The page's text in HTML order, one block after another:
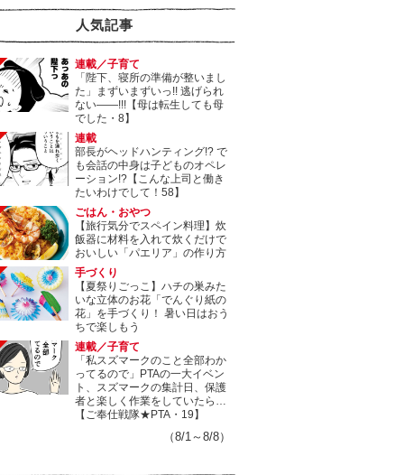
人気記事
連載／子育て
「陛下、寝所の準備が整いまし
た」まずいまずいっ!! 逃げられ
ない――!!!【母は転生しても母
でした・8】
連載
部長がヘッドハンティング!? で
も会話の中身は子どものオペレ
ーション!?【こんな上司と働き
たいわけでして！58】
ごはん・おやつ
【旅行気分でスペイン料理】炊
飯器に材料を入れて炊くだけで
おいしい「パエリア」の作り方
手づくり
【夏祭りごっこ】ハチの巣みた
いな立体のお花「でんぐり紙の
花」を手づくり！ 暑い日はおう
ちで楽しもう
連載／子育て
「私スズマークのこと全部わか
ってるので」PTAの一大イベン
ト、スズマークの集計日、保護
者と楽しく作業をしていたら…
【ご奉仕戦隊★PTA・19】
（8/1～8/8）